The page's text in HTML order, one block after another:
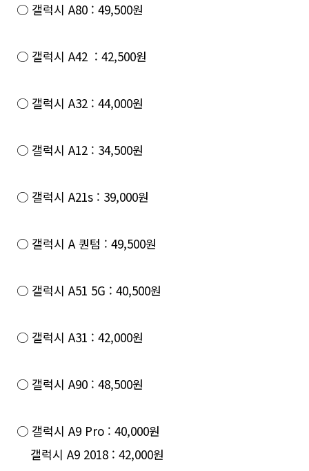
○ 갤럭시 A80 : 49,500원
○ 갤럭시 A42 : 42,500원
○ 갤럭시 A32 : 44,000원
○ 갤럭시 A12 : 34,500원
○ 갤럭시 A21s : 39,000원
○ 갤럭시 A 퀀텀 : 49,500원
○ 갤럭시 A51 5G : 40,500원
○ 갤럭시 A31 : 42,000원
○ 갤럭시 A90 : 48,500원
○ 갤럭시 A9 Pro : 40,000원
갤럭시 A9 2018 : 42,000원